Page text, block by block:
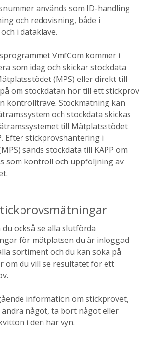
används som ID-handling
och redovisning, både i
i dataklave.
VmfCom kommer i
som idag och skickar stockdata
(MPS) eller direkt till
om stockdatan hör till ett stickprov
kontrolltrave. Stockmätning kan
och stockdata skickas
till Mätplatsstödet
Efter stickprovshantering i
sänds stockdata till KAPP om
som kontroll och uppföljning av
också se alla slutförda
för mätplatsen du är inloggad
sortiment och du kan söka på
om du vill se resultatet för ett
information om stickprovet,
ändra något, ta bort något eller
i den här vyn.